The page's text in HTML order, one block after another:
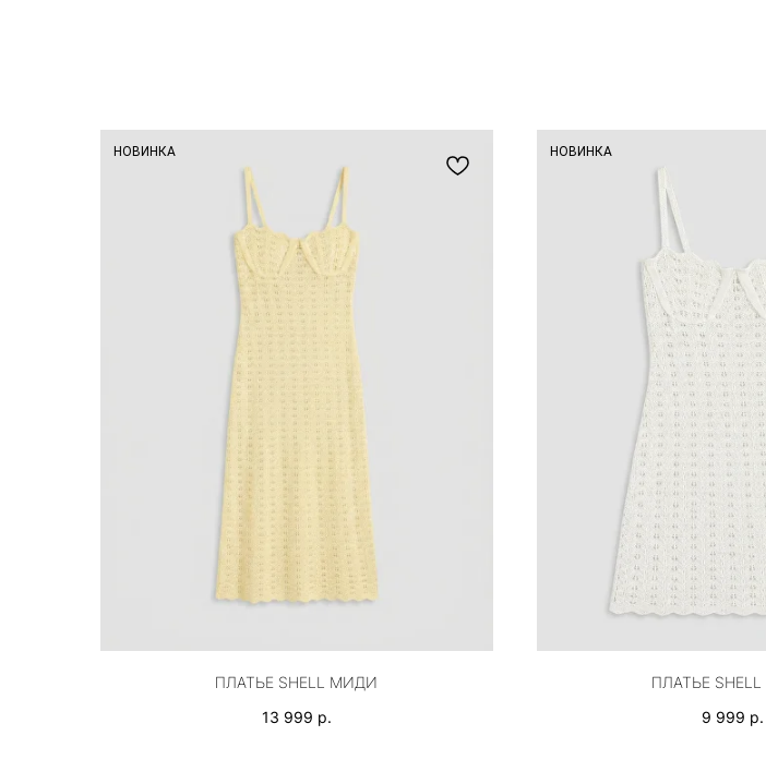
НОВИНКА
ПЛАТЬЕ SHELL МИДИ
13 999 р.
НОВИНКА
ПЛАТЬЕ
9 999 р.